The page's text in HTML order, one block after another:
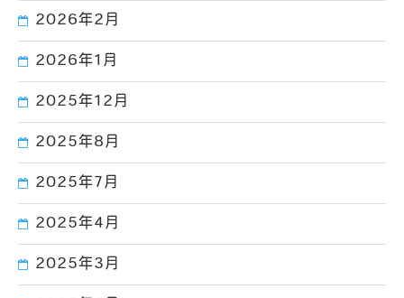
2026年2月
2026年1月
2025年12月
2025年8月
2025年7月
2025年4月
2025年3月